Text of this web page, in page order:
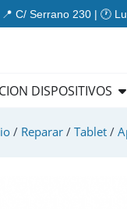
📍 C/ Serrano 230 | 🕐
DISPOSITIVOS
/ Reparar / Tablet /